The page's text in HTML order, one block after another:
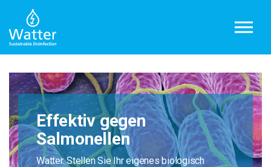
Effektiv gegen
Salmonellen
Watter. Stellen Sie Ihr eigenes biologisch